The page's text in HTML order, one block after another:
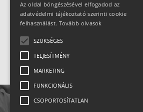
Az oldal böngészésével elfogadod az
adatvédelmi tájékoztató szerinti cookie
felhasználást. Tovább olvasok
SZÜKSÉGES
TELJESÍTMÉNY
MARKETING
FUNKCIONÁLIS
CSOPORTOSÍTATLAN